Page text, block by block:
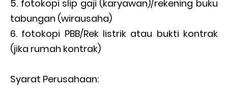
fotokopi slip gaji (karyawan)/rekening buku
tabungan (wirausaha)
fotokopi PBB/Rek listrik atau bukti kontrak
(jika rumah kontrak)
Syarat Perusahaan: